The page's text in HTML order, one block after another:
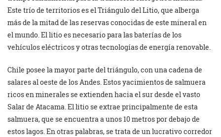
Este trío de territorios es el Triángulo del Litio, que alberga
más de la mitad de las reservas conocidas de este mineral en
el mundo. El litio es necesario para las baterías de los
vehículos eléctricos y otras tecnologías de energía renovable.
Chile posee la mayor parte del triángulo, con una cadena de
salares al oeste de los Andes. Estos yacimientos de salmuera
ricos en minerales se extienden hacia el sur desde el vasto
Salar de Atacama. El litio se extrae principalmente de esta
salmuera, que se encuentra a unos 10 metros por debajo de
estos lagos. En otras palabras, se trata de un lucrativo corredor